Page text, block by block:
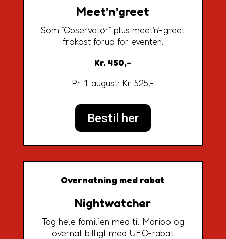
Meet’n’greet
Som “Observatør” plus meet’n’-greet
frokost forud for eventen.
Kr. 450,-
Pr. 1. august: Kr. 525,-
Bestil her
Overnatning med rabat
Nightwatcher
Tag hele familien med til Maribo og
overnat billigt med UFO-rabat